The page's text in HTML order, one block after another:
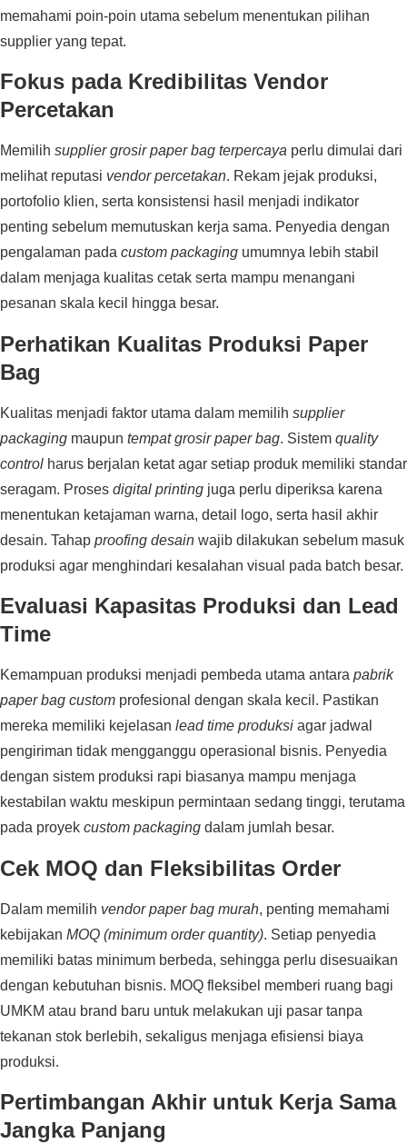
memahami poin-poin utama sebelum menentukan pilihan
supplier yang tepat.
Fokus pada Kredibilitas Vendor
Percetakan
Memilih supplier grosir paper bag terpercaya perlu dimulai dari
melihat reputasi vendor percetakan. Rekam jejak produksi,
portofolio klien, serta konsistensi hasil menjadi indikator
penting sebelum memutuskan kerja sama. Penyedia dengan
pengalaman pada custom packaging umumnya lebih stabil
dalam menjaga kualitas cetak serta mampu menangani
pesanan skala kecil hingga besar.
Perhatikan Kualitas Produksi Paper
Bag
Kualitas menjadi faktor utama dalam memilih supplier
packaging maupun tempat grosir paper bag. Sistem quality
control harus berjalan ketat agar setiap produk memiliki standar
seragam. Proses digital printing juga perlu diperiksa karena
menentukan ketajaman warna, detail logo, serta hasil akhir
desain. Tahap proofing desain wajib dilakukan sebelum masuk
produksi agar menghindari kesalahan visual pada batch besar.
Evaluasi Kapasitas Produksi dan Lead
Time
Kemampuan produksi menjadi pembeda utama antara pabrik
paper bag custom profesional dengan skala kecil. Pastikan
mereka memiliki kejelasan lead time produksi agar jadwal
pengiriman tidak mengganggu operasional bisnis. Penyedia
dengan sistem produksi rapi biasanya mampu menjaga
kestabilan waktu meskipun permintaan sedang tinggi, terutama
pada proyek custom packaging dalam jumlah besar.
Cek MOQ dan Fleksibilitas Order
Dalam memilih vendor paper bag murah, penting memahami
kebijakan MOQ (minimum order quantity). Setiap penyedia
memiliki batas minimum berbeda, sehingga perlu disesuaikan
dengan kebutuhan bisnis. MOQ fleksibel memberi ruang bagi
UMKM atau brand baru untuk melakukan uji pasar tanpa
tekanan stok berlebih, sekaligus menjaga efisiensi biaya
produksi.
Pertimbangan Akhir untuk Kerja Sama
Jangka Panjang